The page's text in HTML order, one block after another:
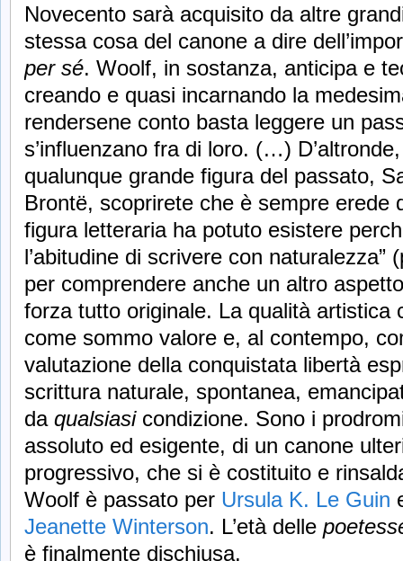
Novecento sarà acquisito da altre
stessa cosa del canone a dire
per sé. Woolf, in sostanza, anticipa e
creando e quasi incarnando la
rendersene conto basta leggere un
s’influenzano fra di loro. (…)
qualunque grande figura del passato,
Brontë, scoprirete che è sempre erede
figura letteraria ha potuto esistere
l’abitudine di scrivere con
per comprendere anche un altro
forza tutto originale. La qualità artistica
come sommo valore e, al contempo,
valutazione della conquistata libertà
scrittura naturale, spontanea,
da qualsiasicondizione. Sono i
assoluto ed esigente, di un canone
progressivo, che si è costituito e
Woolf è passato per Ursula K. Le Guin
Jeanette Winterson. L’età delle
è finalmente dischiusa.